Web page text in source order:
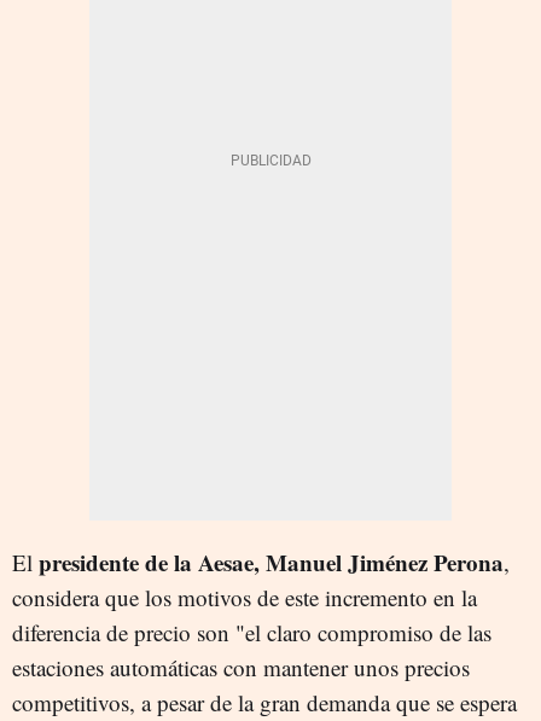
El presidente de la Aesae, Manuel Jiménez Perona,
considera que los motivos de este incremento en la
diferencia de precio son "el claro compromiso de las
estaciones automáticas con mantener unos precios
competitivos, a pesar de la gran demanda que se espera